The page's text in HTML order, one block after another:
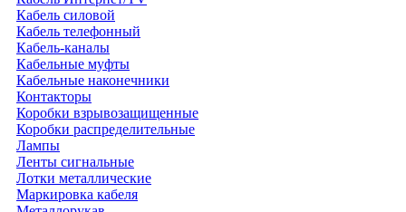
Кабель силовой
Кабель телефонный
Кабель-каналы
Кабельные муфты
Кабельные наконечники
Контакторы
Коробки взрывозащищенные
Коробки распределительные
Лампы
Ленты сигнальные
Лотки металлические
Маркировка кабеля